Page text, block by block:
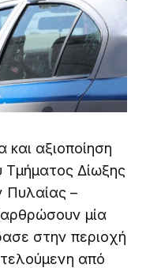
αξιοποίηση
Τμήματος Δίωξης
Πυλαίας –
μία
στην περιοχή
από